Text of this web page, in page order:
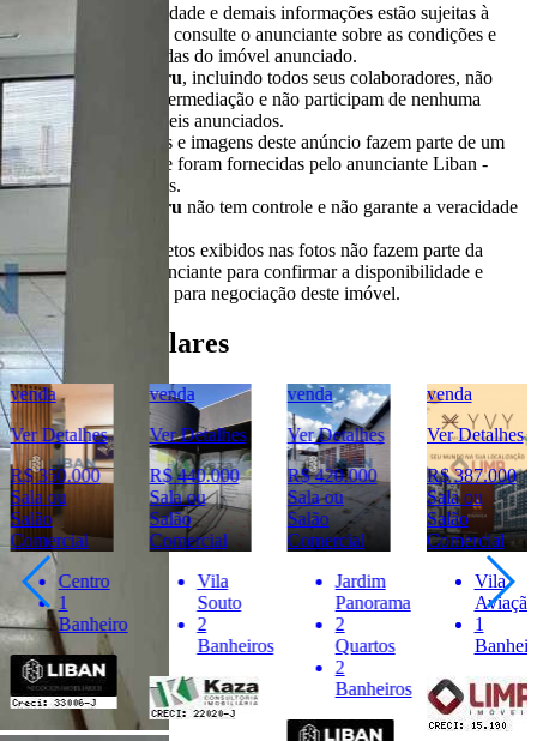
* Valores, disponibilidade e demais informações estão sujeitas à
alterações. SEMPRE consulte o anunciante sobre as condições e
informações atualizadas do imóvel anunciado.
OPortal Casa Bauru, incluindo todos seus colaboradores, não
realizam qualquer intermediação e não participam de nenhuma
negociação dos imóveis anunciados.
Todas as informações e imagens deste anúncio fazem parte de um
anúncio publicitário e foram fornecidas pelo anunciante Liban -
Negócios Imobiliários.
Portal Casa Bauru não tem controle e não garante a veracidade
destas informações.
Móveis e demais objetos exibidos nas fotos não fazem parte da
oferta. Contate o anunciante para confirmar a disponibilidade e
condições detalhadas para negociação deste imóvel.
Imóveis Similares
venda
Ver Detalhes
R$ 350.000
Sala ou
Salão
Comercial
Centro
1
Banheiro
venda
Ver Detalhes
R$ 440.000
Sala ou
Salão
Comercial
Vila
Souto
2
Banheiros
venda
Ver Detalhes
R$ 420.000
Sala ou
Salão
Comercial
Jardim
Panorama
2
Quartos
2
Banheiros
venda
Ver Detalhes
R$ 387.000
Sala ou
Salão
Comercial
Vila
Aviação
1